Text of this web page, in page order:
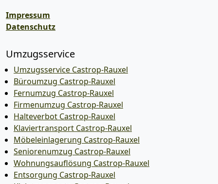
Impressum
Datenschutz
Umzugsservice
Umzugsservice Castrop-Rauxel
Büroumzug Castrop-Rauxel
Fernumzug Castrop-Rauxel
Firmenumzug Castrop-Rauxel
Halteverbot Castrop-Rauxel
Klaviertransport Castrop-Rauxel
Möbeleinlagerung Castrop-Rauxel
Seniorenumzug Castrop-Rauxel
Wohnungsauflösung Castrop-Rauxel
Entsorgung Castrop-Rauxel